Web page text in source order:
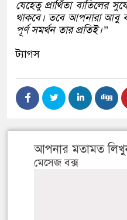
যেহেতু প্রার্থিতা বাতিলের
থাকবে। তবে আপনারা আবু
পূর্ণ সমর্থন তার প্রতিই।”
ট্যাগস
আপনার মতামত
মেসেজ বক্স